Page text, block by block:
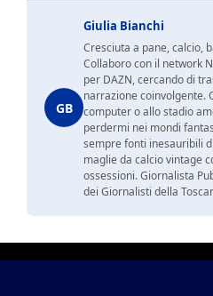
GB
Giulia Bianchi
Cresciuta a pane, calcio,
Collaboro con il network
per DAZN, cercando di
narrazione coinvolgente.
computer o allo stadio
perdermi nei mondi
sempre fonti inesauribili
maglie da calcio vintage
ossessioni. Giornalista
dei Giornalisti della